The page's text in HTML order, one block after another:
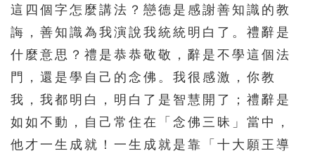
這四個字怎麼講法？戀德是感謝善知識的教
誨，善知識為我演說我統統明白了。禮辭是
什麼意思？禮是恭恭敬敬，辭是不學這個法
門，還是學自己的念佛。我很感激，你教
我，我都明白，明白了是智慧開了；禮辭是
如如不動，自己常住在「念佛三昧」當中，
他才一生成就！一生成就是靠「十大願王導